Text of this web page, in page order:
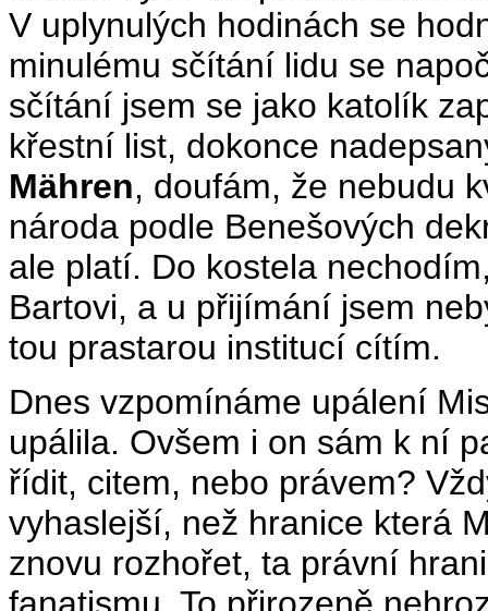
V uplynulých hodinách se
minulému sčítání lidu se
sčítání jsem se jako katolík
křestní list, dokonce
Mähren, doufám, že nebudu
národa podle Benešových
ale platí. Do kostela
Bartovi, a u přijímání jsem
tou prastarou institucí cítím.
Dnes vzpomínáme upálení
upálila. Ovšem i on sám k ní
řídit, citem, nebo právem?
vyhaslejší, než hranice která
znovu rozhořet, ta právní
fanatismu. To přirozeně